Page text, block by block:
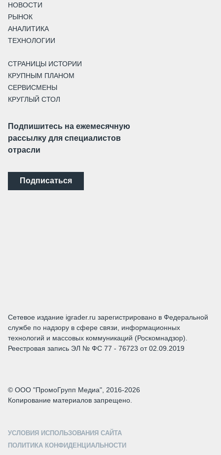
НОВОСТИ
РЫНОК
АНАЛИТИКА
ТЕХНОЛОГИИ
СТРАНИЦЫ ИСТОРИИ
КРУПНЫМ ПЛАНОМ
СЕРВИСМЕНЫ
КРУГЛЫЙ СТОЛ
Подпишитесь на ежемесячную
рассылку для специалистов
отрасли
Подписаться
Сетевое издание igrader.ru зарегистрировано в Федеральной
службе по надзору в сфере связи, информационных
технологий и массовых коммуникаций (Роскомнадзор).
Реестровая запись ЭЛ № ФС 77 - 76723 от 02.09.2019
© ООО "ПромоГрупп Медиа", 2016-2026
Копирование материалов запрещено.
УСЛОВИЯ ИСПОЛЬЗОВАНИЯ САЙТА
ПОЛИТИКА КОНФИДЕНЦИАЛЬНОСТИ